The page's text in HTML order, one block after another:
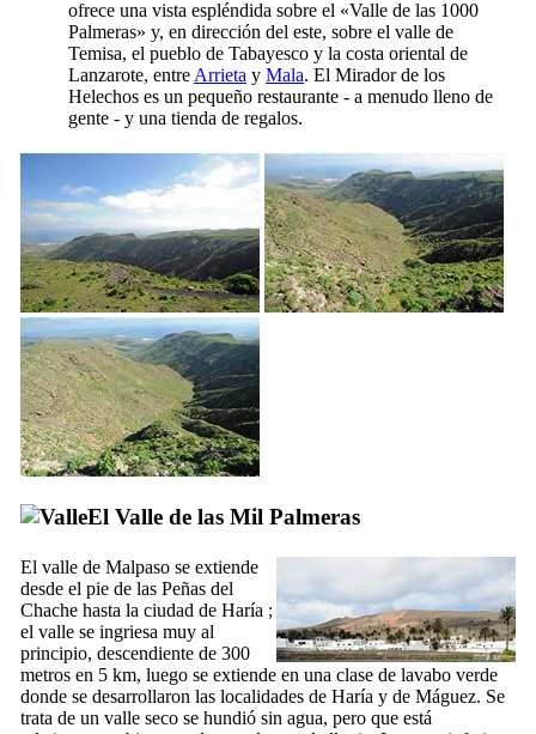
ofrece una vista espléndida sobre el «Valle de las 1000
Palmeras» y, en dirección del este, sobre el valle de
Temisa, el pueblo de Tabayesco y la costa oriental de
Lanzarote, entre Arrieta y Mala. El Mirador de los
Helechos es un pequeño restaurante - a menudo lleno de
gente - y una tienda de regalos.
El Valle de las Mil Palmeras
El valle de Malpaso se extiende
desde el pie de las Peñas del
Chache hasta la ciudad de Haría ;
el valle se ingriesa muy al
principio, descendiente de 300
metros en 5 km, luego se extiende en una clase de lavabo verde
donde se desarrollaron las localidades de Haría y de Máguez. Se
trata de un valle seco se hundió sin agua, pero que está